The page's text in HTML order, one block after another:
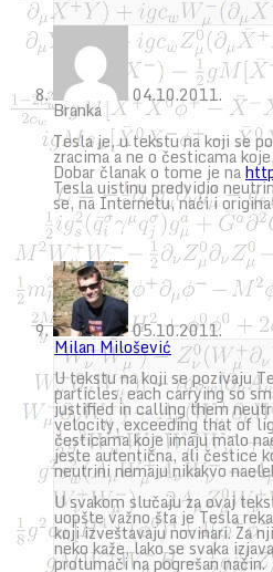
04.10.2011.
Branka
Tesla je, u tekstu na koji se
zracima a ne o česticama
Dobar članak o tome je na
Tesla uistinu predvidio
se, na Internetu, naći i
05.10.2011.
Milan Milošević
U tekstu na koji se pozivaju
particles, each carrying so
justified in calling them
velocity, exceeding that of
česticama koje imaju malo
jeste autentična, ali čestice
neutrini nemaju nikakvo
U svakom slučaju za ovaj
uopšte važno šta je Tesla
koji izveštavaju novinari. Za
neko kaže, lako se svaka
protumači na pogrešan način.